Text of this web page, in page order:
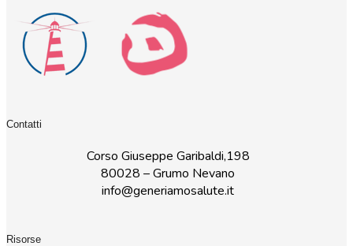
Contatti
Corso Giuseppe Garibaldi,198
80028 – Grumo Nevano
info@generiamosalute.it
Risorse